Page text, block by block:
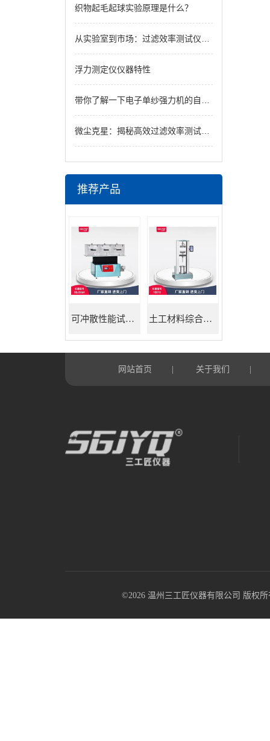
织物起毛起球实验原理是什么？
从实验室到市场：过滤效率测试仪如何确保产品质量
浮力测定仪仪器特性
带你了解一下电子单纱强力机的自身特性
微尘克星：揭秘高效过滤效率测试仪的科技奥秘
推荐产品
可冲散性能试验机 土工材料综合试验机
网站首页 关于我们
©2026 温州三工匠仪器有限公司 版权所